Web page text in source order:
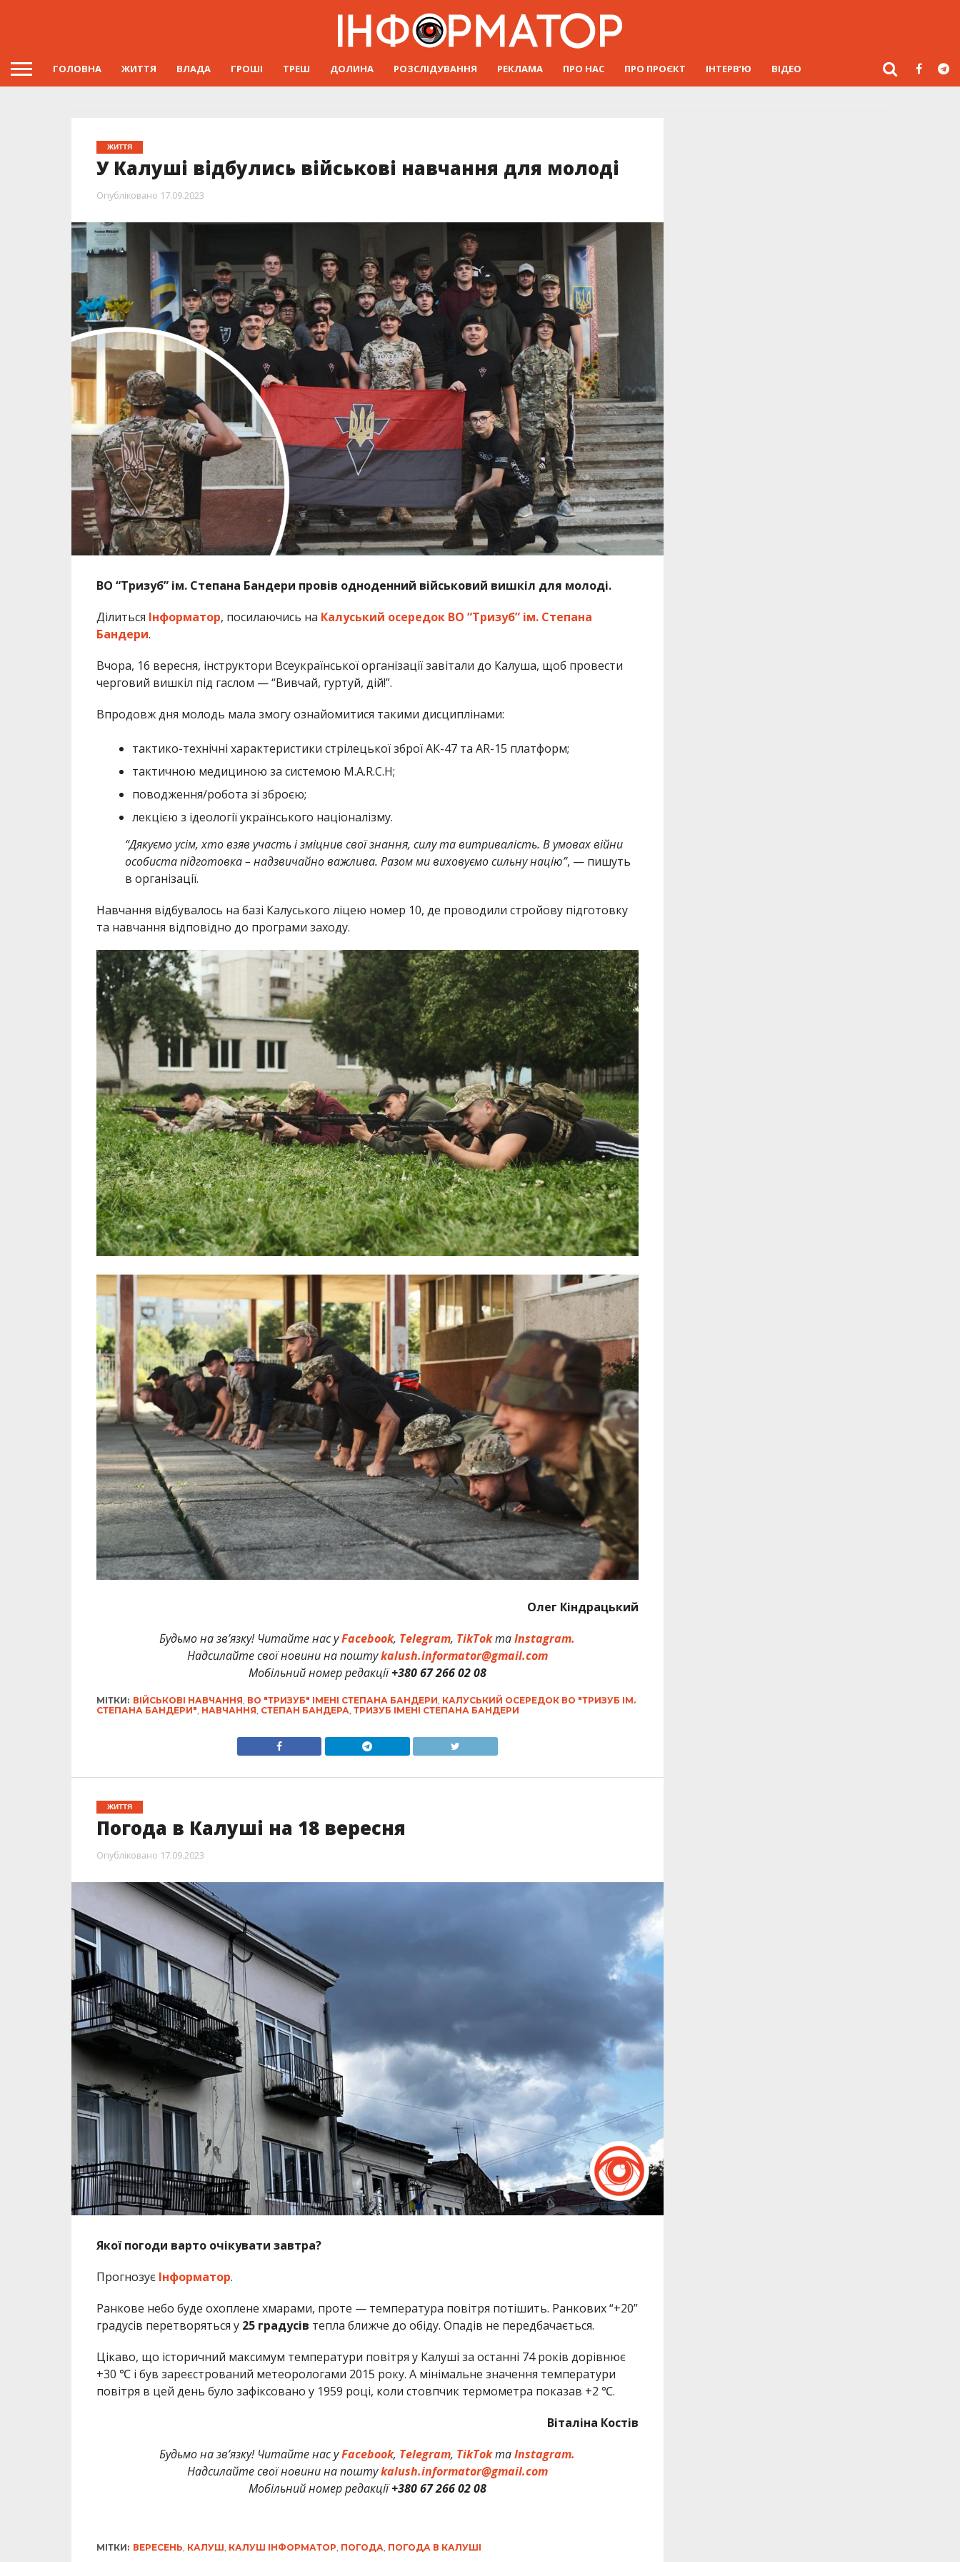
ГОЛОВНА ЖИТТЯ ВЛАДА ГРОШІ ТРЕШ ДОЛИНА РОЗСЛІДУВАННЯ РЕКЛАМА ПРО НАС ПРО ПРОЄКТ ІНТЕРВ’Ю ВІДЕО
ЖИТТЯ
У Калуші відбулись військові навчання для молоді
Опубліковано 17.09.2023
ВО “Тризуб” ім. Степана Бандери провів одноденний військовий вишкіл для молоді.
Ділиться Інформатор, посилаючись на Калуський осередок ВО “Тризуб” ім. Степана
Бандери.
Вчора, 16 вересня, інструктори Всеукраїнської організації завітали до Калуша, щоб провести
черговий вишкіл під гаслом — “Вивчай, гуртуй, дій!”.
Впродовж дня молодь мала змогу ознайомитися такими дисциплінами:
тактико-технічні характеристики стрілецької зброї АК-47 та AR-15 платформ;
тактичною медициною за системою M.A.R.C.H;
поводження/робота зі зброєю;
лекцією з ідеології українського націоналізму.
“Дякуємо усім, хто взяв участь і зміцнив свої знання, силу та витривалість. В умовах війни
особиста підготовка – надзвичайно важлива. Разом ми виховуємо сильну націю”, — пишуть
в організації.
Навчання відбувалось на базі Калуського ліцею номер 10, де проводили стройову підготовку
та навчання відповідно до програми заходу.
Олег Кіндрацький
Будьмо на зв’язку! Читайте нас уFacebook, Telegram, TikTokтаInstagram.
Надсилайте свої новини на поштуkalush.informator@gmail.com
Мобільний номер редакції+380 67 266 02 08
МІТКИ: ВІЙСЬКОВІ НАВЧАННЯ ВО "ТРИЗУБ" ІМЕНІ СТЕПАНА БАНДЕРИ КАЛУСЬКИЙ ОСЕРЕДОК ВО "ТРИЗУБ ІМ.
СТЕПАНА БАНДЕРИ" НАВЧАННЯ СТЕПАН БАНДЕРА ТРИЗУБ ІМЕНІ СТЕПАНА БАНДЕРИ
ЖИТТЯ
Погода в Калуші на 18 вересня
Опубліковано 17.09.2023
Якої погоди варто очікувати завтра?
Прогнозує Інформатор.
Ранкове небо буде охоплене хмарами, проте — температура повітря потішить. Ранкових “+20”
градусів перетворяться у 25 градусів тепла ближче до обіду. Опадів не передбачається.
Цікаво, що історичний максимум температури повітря у Калуші за останні 74 років дорівнює
+30 ℃ і був зареєстрований метеорологами 2015 року. А мінімальне значення температури
повітря в цей день було зафіксовано у 1959 році, коли стовпчик термометра показав +2 ℃.
Віталіна Костів
Будьмо на зв’язку! Читайте нас уFacebook, Telegram, TikTokтаInstagram.
Надсилайте свої новини на поштуkalush.informator@gmail.com
Мобільний номер редакції+380 67 266 02 08
МІТКИ: ВЕРЕСЕНЬ, КАЛУШ, КАЛУШ ІНФОРМАТОР, ПОГОДА, ПОГОДА В КАЛУШІ